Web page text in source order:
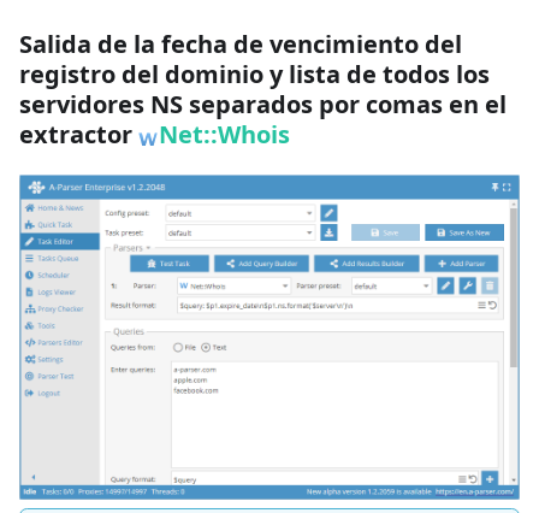
Salida de la fecha de vencimiento del
registro del dominio y lista de todos los
servidores NS separados por comas en el
extractor
Net::Whois